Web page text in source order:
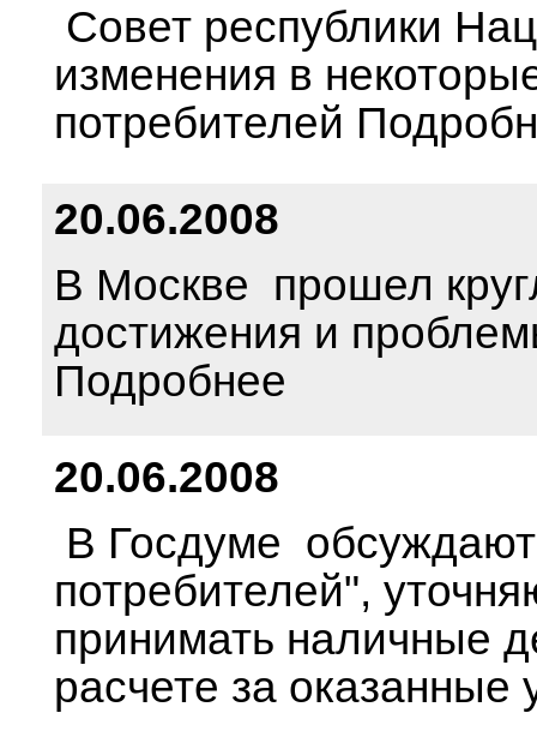
Совет республики
изменения в
потребителей
20.06.2008
В Москве прошел
достижения и
Подробнее
20.06.2008
В Госдуме
потребителей",
принимать наличные
расчете за оказанные